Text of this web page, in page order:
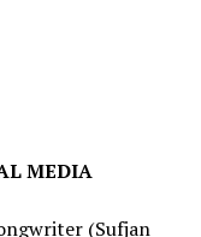
MEDIA
(Sufjan